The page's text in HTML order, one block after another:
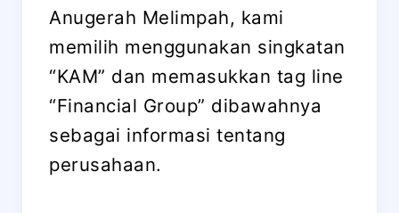
Anugerah Melimpah, kami
memilih menggunakan singkatan
“KAM” dan memasukkan tag line
“Financial Group” dibawahnya
sebagai informasi tentang
perusahaan.